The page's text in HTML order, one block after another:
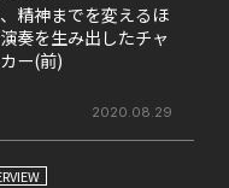
精神までを変えるほ
奏を生み出したチャ
ー(前)
2020.08.29